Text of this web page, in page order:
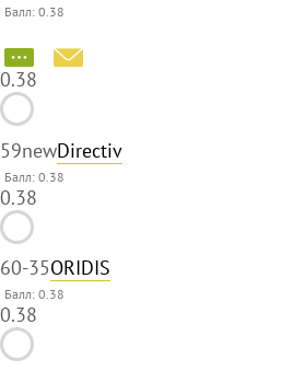
Балл: 0.38
0.38
59newDirectiv
Балл: 0.38
0.38
60-35ORIDIS
Балл: 0.38
0.38